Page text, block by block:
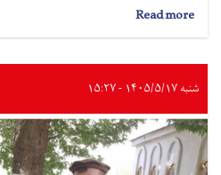
Read more
لغمان؛
۷۰
سېلاب‌
کورنیو
نږدې
شنبه ۱۴۰۵/۵/۱۷ - ۱۵:۲۷